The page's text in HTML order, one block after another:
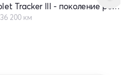
Chevrolet Tracker III - поколение рестайлинг
36 200 км